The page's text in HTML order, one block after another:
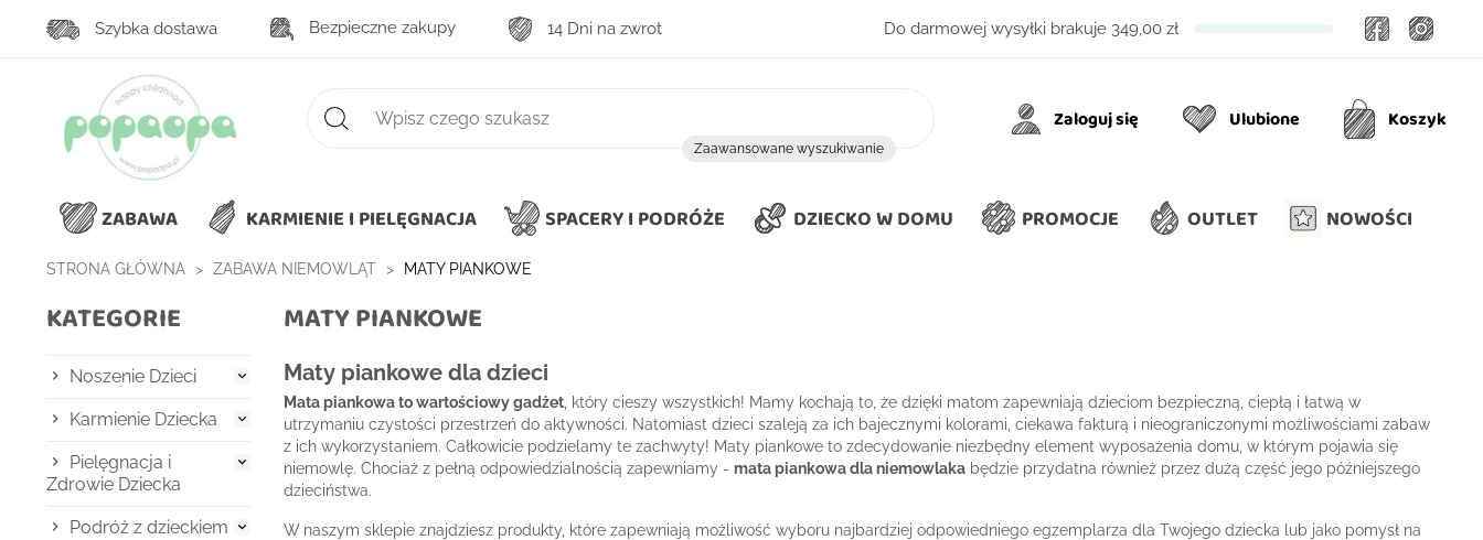
14 Dni na zwrot
Bezpieczne zakupy
Szybka dostawa Do darmowej wysyłki brakuje 349,00 zł Facebook
Zaawansowane wyszukiwanie
Zaawansowane wyszukiwanie
Zaloguj się UlubioneUlubione KoszykKoszyk
ZABAWA KARMIENIE I PIELĘGNACJA SPACERY I PODRÓŻE DZIECKO W DOMU PROMOCJE OUTLET NOWOŚCI
STRONA GŁÓWNA ZABAWA NIEMOWLĄT MATY PIANKOWE
KATEGORIE
Noszenie Dzieci 
Karmienie Dziecka 
Pielęgnacja i
Zdrowie Dziecka

Podróż z dzieckiem 
MATY PIANKOWE
Maty piankowe dla dzieci
Mata piankowa to wartościowy gadżet , który cieszy wszystkich! Mamy kochają to, że dzięki matom zapewniają dzieciom bezpieczną, ciepłą i łatwą w
utrzymaniu czystości przestrzeń do aktywności. Natomiast dzieci szaleją za ich bajecznymi kolorami, ciekawa fakturą i nieograniczonymi możliwościami zabaw
z ich wykorzystaniem. Całkowicie podzielamy te zachwyty! Maty piankowe to zdecydowanie niezbędny element wyposażenia domu, w którym pojawia się
niemowlę. Chociaż z pełną odpowiedzialnością zapewniamy - mata piankowa dla niemowlaka będzie przydatna również przez dużą część jego późniejszego
dzieciństwa.
W naszym sklepie znajdziesz produkty, które zapewniają możliwość wyboru najbardziej odpowiedniego egzemplarza dla Twojego dziecka lub jako pomysł na